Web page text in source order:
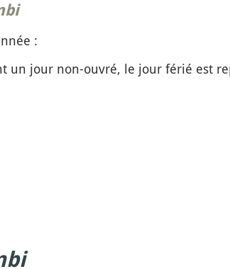
:
un jour non-ouvré, le jour férié est